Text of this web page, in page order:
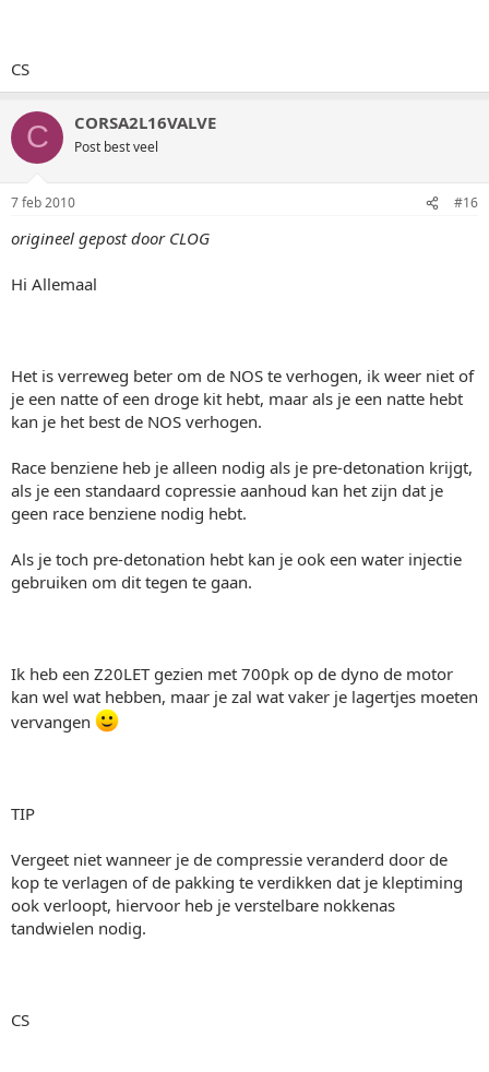
CS
C CORSA2L16VALVE
Post best veel
7 feb 2010 #16
origineel gepost door CLOG
Hi Allemaal
Het is verreweg beter om de NOS te verhogen, ik weer niet of
je een natte of een droge kit hebt, maar als je een natte hebt
kan je het best de NOS verhogen.
Race benziene heb je alleen nodig als je pre-detonation krijgt,
als je een standaard copressie aanhoud kan het zijn dat je
geen race benziene nodig hebt.
Als je toch pre-detonation hebt kan je ook een water injectie
gebruiken om dit tegen te gaan.
Ik heb een Z20LET gezien met 700pk op de dyno de motor
kan wel wat hebben, maar je zal wat vaker je lagertjes moeten
vervangen
TIP
Vergeet niet wanneer je de compressie veranderd door de
kop te verlagen of de pakking te verdikken dat je kleptiming
ook verloopt, hiervoor heb je verstelbare nokkenas
tandwielen nodig.
CS